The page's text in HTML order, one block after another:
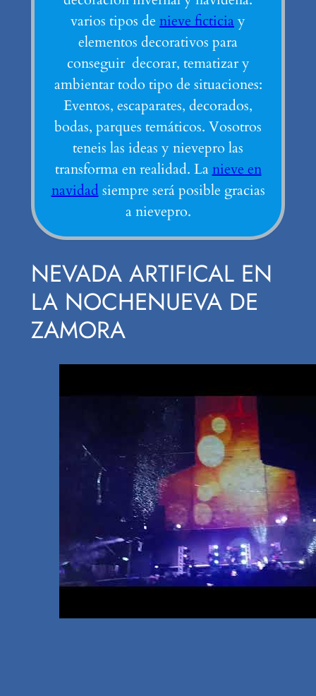
varios tipos de nieve ficticia y
elementos decorativos para
conseguir decorar, tematizar y
ambientar todo tipo de situaciones:
Eventos, escaparates, decorados,
bodas, parques temáticos. Vosotros
teneis las ideas y nievepro las
transforma en realidad. La nieve en
navidad siempre será posible gracias
a nievepro.
NEVADA ARTIFICAL EN
LA NOCHENUEVA DE
ZAMORA